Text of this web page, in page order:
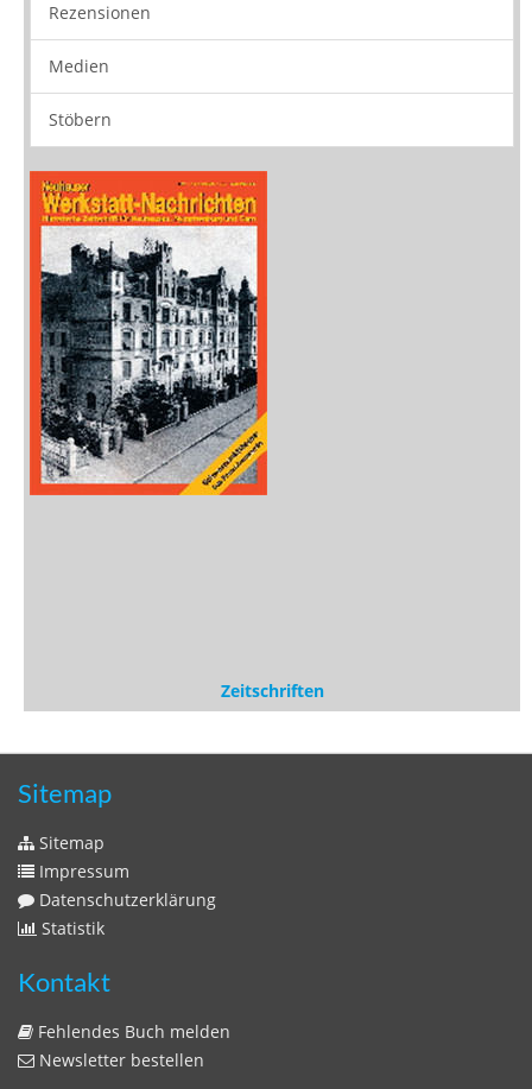
Rezensionen
Medien
Stöbern
Zeitschriften
Sitemap
Sitemap
Impressum
Datenschutzerklärung
Statistik
Kontakt
Fehlendes Buch melden
Newsletter bestellen